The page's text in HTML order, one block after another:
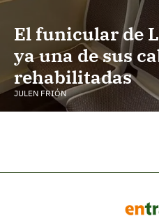
El funicular de
ya una de sus
rehabilitadas
JULEN FRIÓN